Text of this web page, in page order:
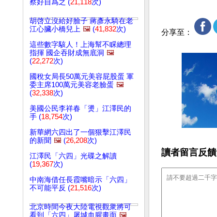
察好自爲之 (21,118次)
胡啓立沒給好臉子 蔣彥永騎在老
江心臟小橋兒上 🖼️ (41,832次)
這些數字駭人！上海幫不睬總理
指揮 國企吞財成無底洞 🖼️
(22,272次)
國稅女局長50萬元美容屁股蛋 軍
委主席100萬元美容老臉蛋 🖼️
(32,338次)
美國公民李祥春「燙」江澤民的
手 (18,754次)
新華網六四出了一個狠擊江澤民
的新聞 🖼️ (26,208次)
江澤民「六四」光碟之解讀
(19,367次)
中南海借任長霞嘴暗示「六四」
不可能平反 (21,516次)
北京時間今夜大陸電視觀衆將可
看到「六四」屠城血腥畫面 🖼️
分享至：
讀者留言反